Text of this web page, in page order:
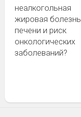
неалкогольная
жировая болезнь
печени и риск
онкологических
заболеваний?